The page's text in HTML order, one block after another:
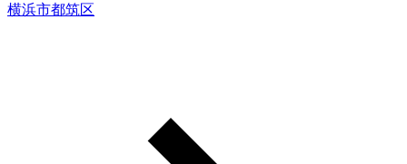
横浜市都筑区